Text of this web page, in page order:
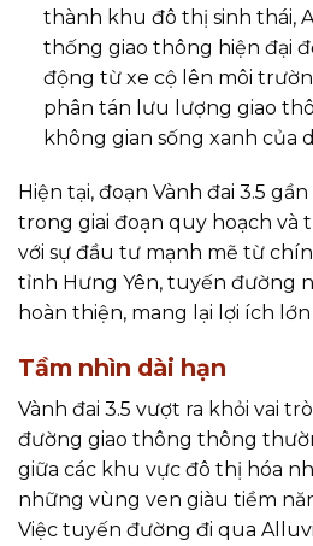
thành khu đô thị sinh thái,
thống giao thông hiện đại
động từ xe cộ lên môi
phân tán lưu lượng giao
không gian sống xanh của
Hiện tại, đoạn Vành đai 3.5
trong giai đoạn quy hoạch và
với sự đầu tư mạnh mẽ từ
tỉnh Hưng Yên, tuyến đường
hoàn thiện, mang lại lợi ích
Tầm nhìn dài hạn
Vành đai 3.5 vượt ra khỏi vai
đường giao thông thông
giữa các khu vực đô thị hóa
những vùng ven giàu tiềm
Việc tuyến đường đi qua